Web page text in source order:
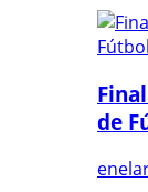
de